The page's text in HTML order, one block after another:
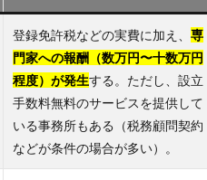
登録免許税などの実費に加え、 専
門家への報酬（数万円〜十数万円
程度）が発生する。ただし、設立
手数料無料のサービスを提供して
いる事務所もある（税務顧問契約
などが条件の場合が多い）。